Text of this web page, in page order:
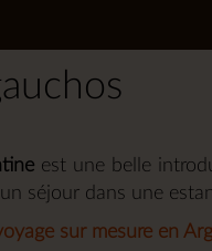
est une belle
séjour dans une
sur mesure en